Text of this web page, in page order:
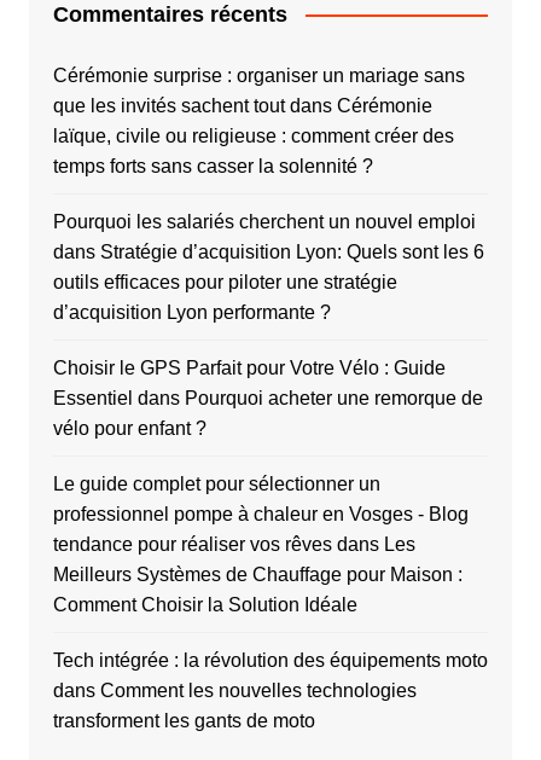
Commentaires récents
Cérémonie surprise : organiser un mariage sans
que les invités sachent toutdans Cérémonie
laïque, civile ou religieuse : comment créer des
temps forts sans casser la solennité ?
Pourquoi les salariés cherchent un nouvel emploi
dans Stratégie d’acquisition Lyon: Quels sont les 6
outils efficaces pour piloter une stratégie
d’acquisition Lyon performante ?
Choisir le GPS Parfait pour Votre Vélo : Guide
Essentiel dans Pourquoi acheter une remorque de
vélo pour enfant ?
Le guide complet pour sélectionner un
professionnel pompe à chaleur en Vosges - Blog
tendance pour réaliser vos rêvesdans Les
Meilleurs Systèmes de Chauffage pour Maison :
Comment Choisir la Solution Idéale
Tech intégrée : la révolution des équipements moto
dans Comment les nouvelles technologies
transforment les gants de moto